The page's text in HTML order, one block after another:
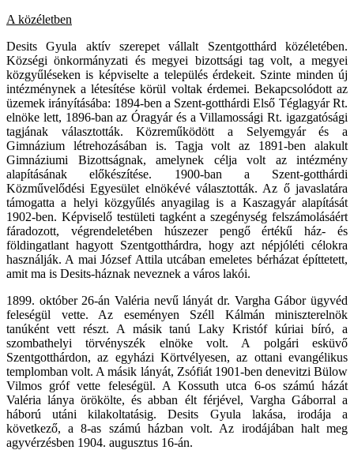
A közéletben
Desits Gyula aktív szerepet vállalt Szentgotthárd közéletében.
Községi önkormányzati és megyei bizottsági tag volt, a megyei
közgyűléseken is képviselte a település érdekeit. Szinte minden új
intézménynek a létesítése körül voltak érdemei. Bekapcsolódott az
üzemek irányításába: 1894-ben a Szent-gotthárdi Első Téglagyár Rt.
elnöke lett, 1896-ban az Óragyár és a Villamossági Rt. igazgatósági
tagjának választották. Közreműködött a Selyemgyár és a
Gimnázium létrehozásában is. Tagja volt az 1891-ben alakult
Gimnáziumi Bizottságnak, amelynek célja volt az intézmény
alapításának előkészítése. 1900-ban a Szent-gotthárdi
Közművelődési Egyesület elnökévé választották. Az ő javaslatára
támogatta a helyi közgyűlés anyagilag is a Kaszagyár alapítását
1902-ben. Képviselő testületi tagként a szegénység felszámolásáért
fáradozott, végrendeletében húszezer pengő értékű ház- és
földingatlant hagyott Szentgotthárdra, hogy azt népjóléti célokra
használják. A mai József Attila utcában emeletes bérházat építtetett,
amit ma is Desits-háznak neveznek a város lakói.
1899. október 26-án Valéria nevű lányát dr. Vargha Gábor ügyvéd
feleségül vette. Az eseményen Széll Kálmán miniszterelnök
tanúként vett részt. A másik tanú Laky Kristóf kúriai bíró, a
szombathelyi törvényszék elnöke volt. A polgári esküvő
Szentgotthárdon, az egyházi Körtvélyesen, az ottani evangélikus
templomban volt. A másik lányát, Zsófiát 1901-ben denevitzi Bülow
Vilmos gróf vette feleségül. A Kossuth utca 6-os számú házát
Valéria lánya örökölte, és abban élt férjével, Vargha Gáborral a
háború utáni kilakoltatásig. Desits Gyula lakása, irodája a
következő, a 8-as számú házban volt. Az irodájában halt meg
agyvérzésben 1904. augusztus 16-án.